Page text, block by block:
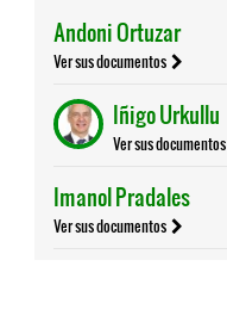
Andoni Ortuzar
Ver sus documentos
Iñigo Urkullu
Ver sus documentos
Imanol Pradales
Ver sus documentos